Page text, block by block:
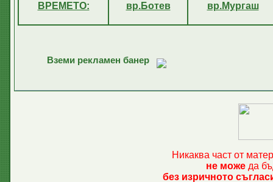
ВРЕМЕТО: вр.Ботев вр.Мургаш
Вземи рекламен банер
Никаква част от
не може да
без изричното